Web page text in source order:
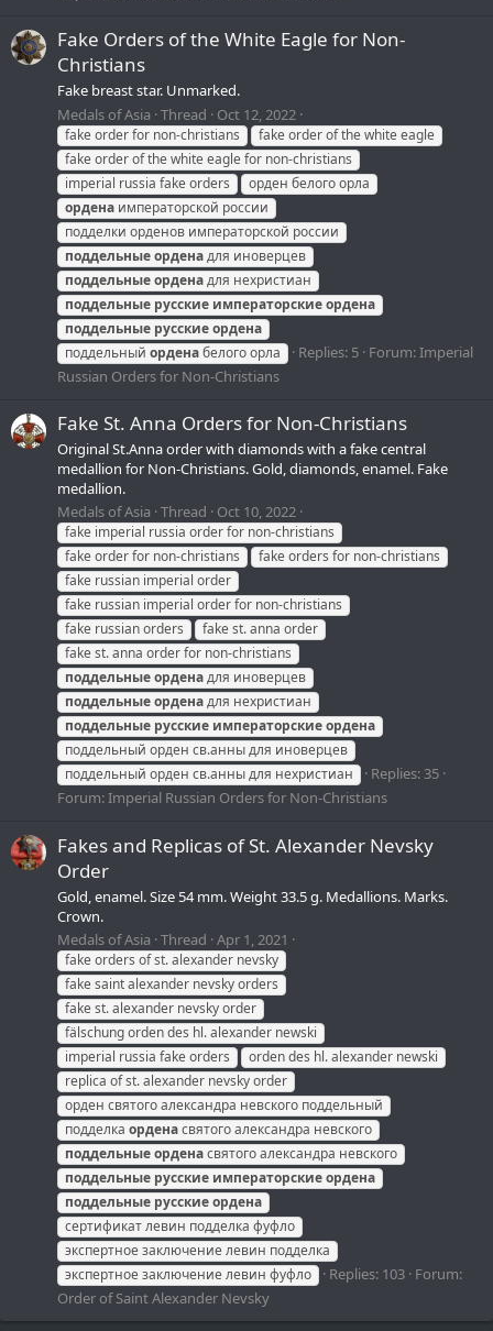
Fake Orders of the White Eagle for Non-
Christians
Fake breast star. Unmarked.
Medals of Asia Thread Oct 12, 2022
fake order for non-christians
fake order of the white eagle
fake order of the white eagle for non-christians
imperial russia fake orders
орден белого орла
ордена императорской россии
подделки орденов императорской россии
поддельныеорденадля иноверцев
поддельныеорденадля нехристиан
поддельные русские императорскиеордена
поддельные русскиеордена
поддельный орденабелого орла Replies: 5 Forum:Imperial
Russian Orders for Non-Christians
Fake St. Anna Orders for Non-Christians
Original St.Anna order with diamonds with a fake central
medallion for Non-Christians. Gold, diamonds, enamel. Fake
medallion.
Medals of Asia Thread Oct 10, 2022
fake imperial russia order for non-christians
fake order for non-christians
fake orders for non-christians
fake russian imperial order
fake russian imperial order for non-christians
fake russian orders
fake st. anna order
fake st. anna order for non-christians
поддельныеорденадля иноверцев
поддельныеорденадля нехристиан
поддельные русские императорскиеордена
поддельный орден св.анны для иноверцев
поддельный орден св.анны для нехристиан
Replies: 35
Forum:Imperial Russian Orders for Non-Christians
Fakes and Replicas of St. Alexander Nevsky
Order
Gold, enamel. Size 54 mm. Weight 33.5 g. Medallions. Marks.
Crown.
Medals of Asia Thread Apr 1, 2021
fake orders of st. alexander nevsky
fake saint alexander nevsky orders
fake st. alexander nevsky order
fälschung orden des hl. alexander newski
imperial russia fake orders
orden des hl. alexander newski
replica of st. alexander nevsky order
орден святого александра невского поддельный
подделка орденасвятого александра невского
поддельныеорденасвятого александра невского
поддельные русские императорскиеордена
поддельные русскиеордена
сертификат левин подделка фуфло
экспертное заключение левин подделка
экспертное заключение левин фуфло
Replies: 103 Forum:
Order of Saint Alexander Nevsky